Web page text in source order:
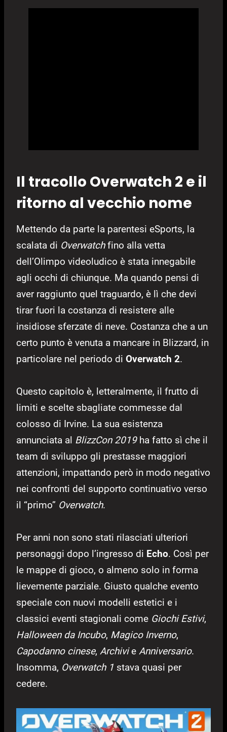
Il tracollo Overwatch 2 e il
ritorno al vecchio nome
Mettendo da parte la parentesi eSports, la
scalata di Overwatchfino alla vetta
dell’Olimpo videoludico è stata innegabile
agli occhi di chiunque. Ma quando pensi di
aver raggiunto quel traguardo, è lì che devi
tirar fuori la costanza di resistere alle
insidiose sferzate di neve. Costanza che a un
certo punto è venuta a mancare in Blizzard, in
particolare nel periodo di Overwatch 2.
Questo capitolo è, letteralmente, il frutto di
limiti e scelte sbagliate commesse dal
colosso di Irvine. La sua esistenza
annunciata al BlizzCon 2019ha fatto sì che il
team di sviluppo gli prestasse maggiori
attenzioni, impattando però in modo negativo
nei confronti del supporto continuativo verso
il “primo” Overwatch.
Per anni non sono stati rilasciati ulteriori
personaggi dopo l’ingresso di Echo. Così per
le mappe di gioco, o almeno solo in forma
lievemente parziale. Giusto qualche evento
speciale con nuovi modelli estetici e i
classici eventi stagionali come Giochi Estivi,
Halloween da Incubo, Magico Inverno,
Capodanno cinese, Archivie Anniversario.
Insomma, Overwatch 1 stava quasi per
cedere.